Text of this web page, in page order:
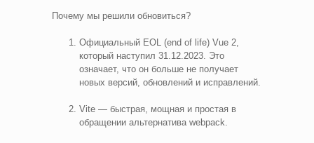
Почему мы решили обновиться?
Официальный EOL (end of life) Vue 2,
который наступил 31.12.2023. Это
означает, что он больше не получает
новых версий, обновлений и исправлений.
Vite — быстрая, мощная и простая в
обращении альтернатива webpack.